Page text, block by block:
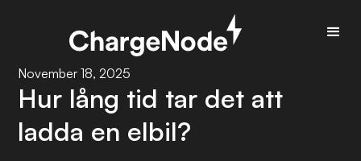
November 18, 2025
Hur lång tid tar det att
ladda en elbil?